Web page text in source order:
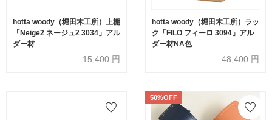
hotta woody（堀田木工所）上棚
「Neige2 ネージュ2 3034」アル
ダー材
15,400 円
hotta woody（堀田木工所）ラッ
ク「FILO フィーロ 3094」アル
ダー材NA色
48,400 円
50%OFF